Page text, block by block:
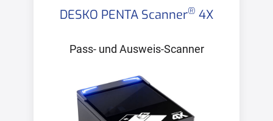
DESKO PENTA Scanner® 4X
Pass- und Ausweis-Scanner